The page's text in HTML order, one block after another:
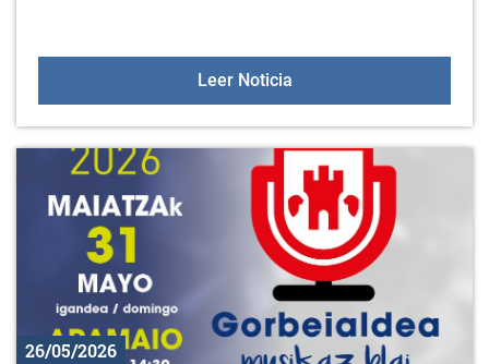
Leer NoticiaSesiones de orientación
26/05/2026